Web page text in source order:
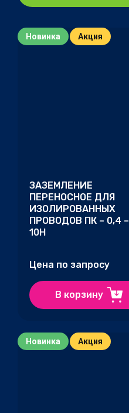
Новинка Акция
ЗАЗЕМЛЕНИЕ
ПЕРЕНОСНОЕ ДЛЯ
ИЗОЛИРОВAННЫХ
ПРОВОДОВ ПК – 0,4 –
10Н
Цена по запросу
В корзину
Новинка Акция